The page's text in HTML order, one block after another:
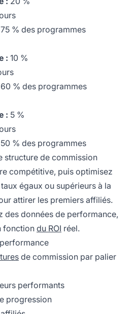
75 % des programmes
: 10 %
60 % des programmes
: 5 %
50 % des programmes
structure de commission
compétitive, puis optimisez
égaux ou supérieurs à la
attirer les premiers affiliés.
des données de performance,
fonction du ROI réel.
de commission par palier
performants
progression